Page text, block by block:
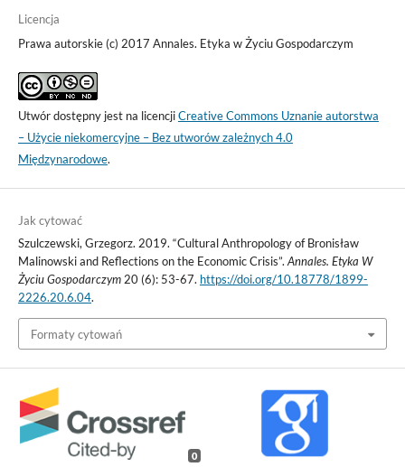
Licencja
Prawa autorskie (c) 2017 Annales. Etyka w Życiu Gospodarczym
Utwór dostępny jest na licencjiCreative Commons Uznanie autorstwa
– Użycie niekomercyjne – Bez utworów zależnych 4.0
Międzynarodowe.
Jak cytować
Szulczewski, Grzegorz. 2019. “Cultural Anthropology of Bronisław
Malinowski and Reflections on the Economic Crisis”.Annales. Etyka W
Życiu Gospodarczym20 (6): 53-67. https://doi.org/10.18778/1899-
2226.20.6.04.
Formaty cytowań
0